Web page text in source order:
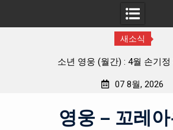
새소식
소년 영웅 (월간) : 4월 손기정 편
07 8월, 2026
영웅 – 꼬레